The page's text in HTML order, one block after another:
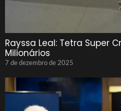
Rayssa Leal: Tetra Super
Milionários
7 de dezembro de 2025